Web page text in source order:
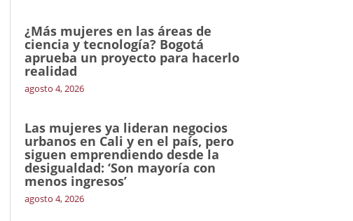
¿Más mujeres en las áreas de
ciencia y tecnología? Bogotá
aprueba un proyecto para hacerlo
realidad
agosto 4, 2026
Las mujeres ya lideran negocios
urbanos en Cali y en el país, pero
siguen emprendiendo desde la
desigualdad: ‘Son mayoría con
menos ingresos’
agosto 4, 2026